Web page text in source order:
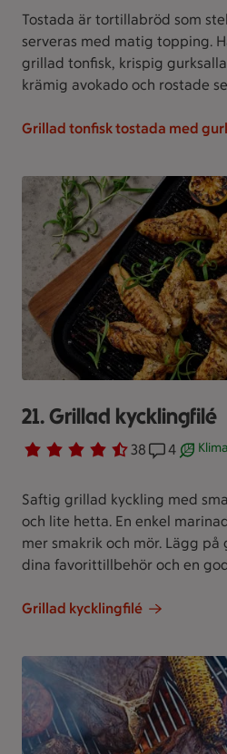
Tostada är tortillabröd som
serveras med matig topping.
grillad tonfisk, krispig
krämig avokado och rostade
Grillad tonfisk tostada med
21. Grillad kycklingfilé
Betyg 4.2 av 5. 38
38 personer har röstatReceptet
4
Saftig grillad kyckling med
och lite hetta. En enkel
mer smakrik och mör. Lägg på
dina favorittillbehör och en
Grillad kycklingfilé